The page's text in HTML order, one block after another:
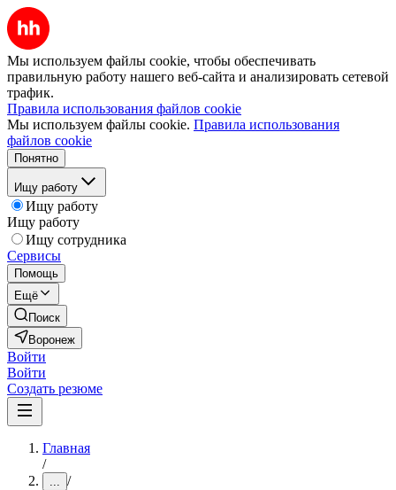
Мы используем файлы cookie, чтобы обеспечивать
правильную работу нашего веб-сайта и анализировать сетевой
трафик.
Правила использования файлов cookie
Мы используем файлы cookie. Правила использования
файлов cookie
Понятно
Ищу работу
Ищу работу
Ищу работу
Ищу сотрудника
Сервисы
Помощь
Ещё
Поиск
Воронеж
Войти
Войти
Создать резюме
Главная
/
... /